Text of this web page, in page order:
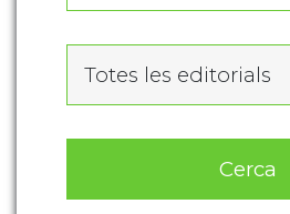
Totes les editorials
Cerca